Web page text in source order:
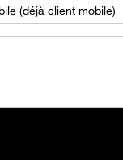
(déjà client mobile)